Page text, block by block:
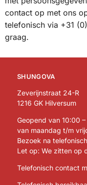
contact op met ons
telefonisch via +31
graag.
SHUNGOVA
Zeverijnstraat 24-R
1216 GK Hilversum
Geopend van 10:00
van maandag t/m
Bezoek na
Let op: We zitten op
Telefonisch contact